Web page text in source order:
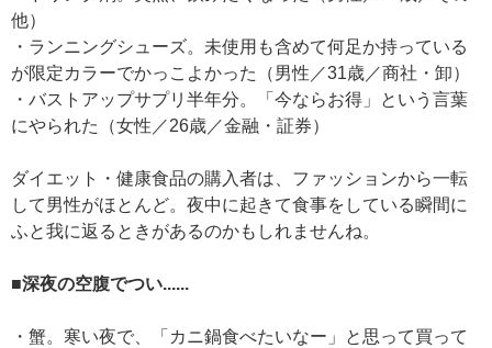
他）
・ランニングシューズ。未使用も含めて何足か持っている
が限定カラーでかっこよかった（男性／31歳／商社・卸）
・バストアップサプリ半年分。「今ならお得」という言葉
にやられた（女性／26歳／金融・証券）
ダイエット・健康食品の購入者は、ファッションから一転
して男性がほとんど。夜中に起きて食事をしている瞬間に
ふと我に返るときがあるのかもしれませんね。
■深夜の空腹でつい......
・蟹。寒い夜で、「カニ鍋食べたいなー」と思って買って